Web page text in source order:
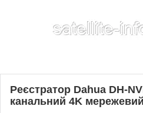
Реєстратор Dahua DH-
канальний 4K